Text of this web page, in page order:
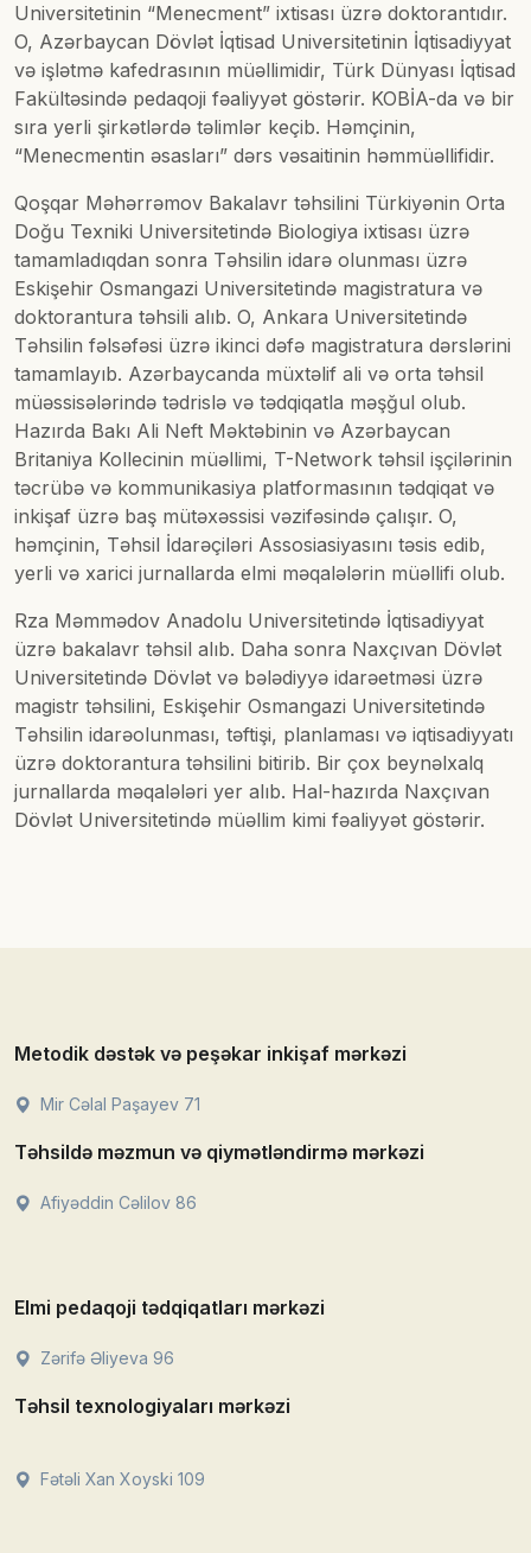
Universitetinin “Menecment” ixtisası üzrə doktorantıdır.
O, Azərbaycan Dövlət İqtisad Universitetinin İqtisadiyyat
və işlətmə kafedrasının müəllimidir, Türk Dünyası İqtisad
Fakültəsində pedaqoji fəaliyyət göstərir. KOBİA-da və bir
sıra yerli şirkətlərdə təlimlər keçib. Həmçinin,
“Menecmentin əsasları” dərs vəsaitinin həmmüəllifidir.
Qoşqar Məhərrəmov Bakalavr təhsilini Türkiyənin Orta
Doğu Texniki Universitetində Biologiya ixtisası üzrə
tamamladıqdan sonra Təhsilin idarə olunması üzrə
Eskişehir Osmangazi Universitetində magistratura və
doktorantura təhsili alıb. O, Ankara Universitetində
Təhsilin fəlsəfəsi üzrə ikinci dəfə magistratura dərslərini
tamamlayıb. Azərbaycanda müxtəlif ali və orta təhsil
müəssisələrində tədrislə və tədqiqatla məşğul olub.
Hazırda Bakı Ali Neft Məktəbinin və Azərbaycan
Britaniya Kollecinin müəllimi, T-Network təhsil işçilərinin
təcrübə və kommunikasiya platformasının tədqiqat və
inkişaf üzrə baş mütəxəssisi vəzifəsində çalışır. O,
həmçinin, Təhsil İdarəçiləri Assosiasiyasını təsis edib,
yerli və xarici jurnallarda elmi məqalələrin müəllifi olub.
Rza Məmmədov Anadolu Universitetində İqtisadiyyat
üzrə bakalavr təhsil alıb. Daha sonra Naxçıvan Dövlət
Universitetində Dövlət və bələdiyyə idarəetməsi üzrə
magistr təhsilini, Eskişehir Osmangazi Universitetində
Təhsilin idarəolunması, təftişi, planlaması və iqtisadiyyatı
üzrə doktorantura təhsilini bitirib. Bir çox beynəlxalq
jurnallarda məqalələri yer alıb. Hal-hazırda Naxçıvan
Dövlət Universitetində müəllim kimi fəaliyyət göstərir.
Metodik dəstək və peşəkar inkişaf mərkəzi
Mir Cəlal Paşayev 71
Təhsildə məzmun və qiymətləndirmə mərkəzi
Afiyəddin Cəlilov 86
Elmi pedaqoji tədqiqatları mərkəzi
Zərifə Əliyeva 96
Təhsil texnologiyaları mərkəzi
Fətəli Xan Xoyski 109